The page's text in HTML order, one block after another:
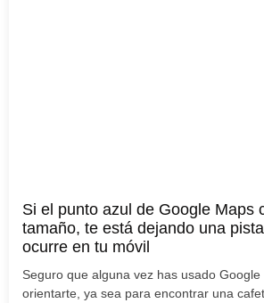
Si el punto azul de Google Maps
tamaño, te está dejando una
ocurre en tu móvil
Seguro que alguna vez has usado Google
orientarte, ya sea para encontrar una